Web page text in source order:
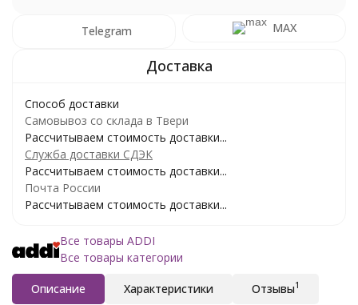
Telegram MAX
Способ доставки
Самовывоз со склада в Твери
Рассчитываем стоимость доставки...
Служба доставки СДЭК
Рассчитываем стоимость доставки...
Почта России
Рассчитываем стоимость доставки...
Все товары ADDI
Все товары категории
Описание Характеристики Отзывы1